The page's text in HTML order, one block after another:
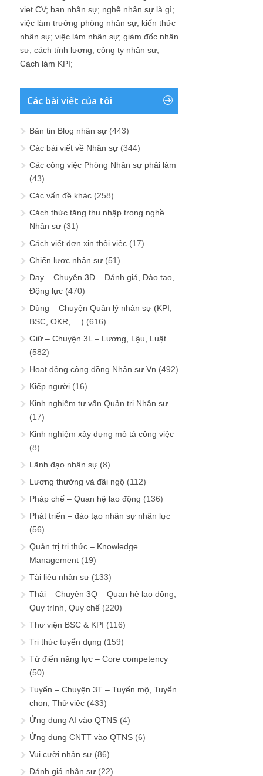
viet CV; ban nhân sự; nghề nhân sự là gì;
việc làm trưởng phòng nhân sự; kiến thức
nhân sự; việc làm nhân sự; giám đốc nhân
sự; cách tính lương; công ty nhân sự;
Cách làm KPI;
Các bài viết của tôi
Bản tin Blog nhân sự (443)
Các bài viết về Nhân sự (344)
Các công việc Phòng Nhân sự phải làm
(43)
Các vấn đề khác (258)
Cách thức tăng thu nhập trong nghề
Nhân sự (31)
Cách viết đơn xin thôi việc (17)
Chiến lược nhân sự (51)
Dạy – Chuyện 3Đ – Đánh giá, Đào tạo,
Động lực (470)
Dùng – Chuyện Quản lý nhân sự (KPI,
BSC, OKR, …) (616)
Giữ – Chuyện 3L – Lương, Lậu, Luật
(582)
Hoạt động cộng đồng Nhân sự Vn (492)
Kiếp người (16)
Kinh nghiệm tư vấn Quản trị Nhân sự
(17)
Kinh nghiệm xây dựng mô tả công việc
(8)
Lãnh đạo nhân sự (8)
Lương thưởng và đãi ngộ (112)
Pháp chế – Quan hệ lao động (136)
Phát triển – đào tạo nhân sự nhân lực
(56)
Quản trị tri thức – Knowledge
Management (19)
Tài liệu nhân sự (133)
Thải – Chuyện 3Q – Quan hệ lao động,
Quy trình, Quy chế (220)
Thư viện BSC & KPI (116)
Tri thức tuyển dụng (159)
Từ điển năng lực – Core competency
(50)
Tuyển – Chuyện 3T – Tuyển mộ, Tuyển
chọn, Thử việc (433)
Ứng dụng AI vào QTNS (4)
Ứng dụng CNTT vào QTNS (6)
Vui cười nhân sự (86)
Đánh giá nhân sự (22)